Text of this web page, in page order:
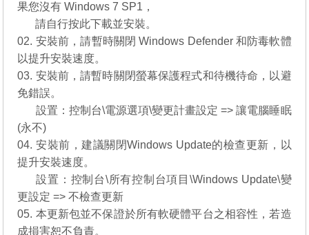
果您沒有Windows 7 SP1 ，
請自行按此下載並安裝。
02. 安裝前，請暫時關閉 Windows Defender 和防毒軟體
以提升安裝速度。
03. 安裝前，請暫時關閉螢幕保護程式和待機待命，以避
免錯誤。
設置：控制台\電源選項\變更計畫設定 => 讓電腦睡眠
(永不)
04. 安裝前，建議關閉Windows Update的檢查更新，以
提升安裝速度。
設置：控制台\所有控制台項目\Windows Update\變
更設定 => 不檢查更新
05. 本更新包並不保證於所有軟硬體平台之相容性，若造
成損害恕不負責。